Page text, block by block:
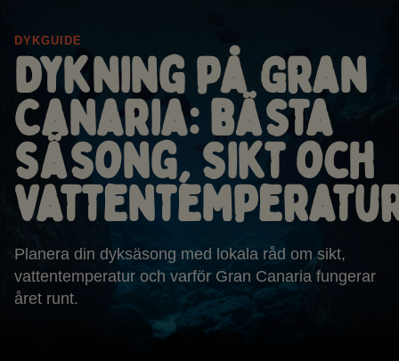
DYKGUIDE
Dykning på Gran
Canaria: bästa
säsong, sikt och
Planera din dyksäsong med lokala råd om sikt,
vattentemperatur och varför Gran Canaria fungerar
året runt.